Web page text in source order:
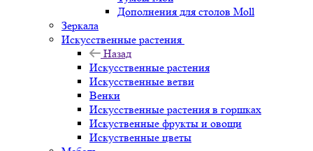
Дополнения для столов Moll
Зеркала
Искусственные растения
Назад
Искусственные растения
Искусственные ветви
Венки
Искусственные растения в горшках
Искуственные фрукты и овощи
Искуственные цветы